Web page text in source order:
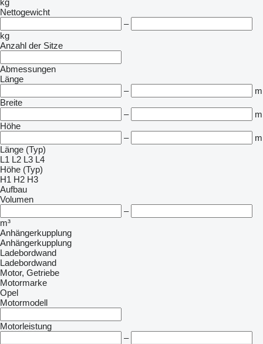
kg
Nettogewicht
–
kg
Anzahl der Sitze
Abmessungen
Länge
–
m
Breite
–
m
Höhe
–
m
Länge (Typ)
L1 L2 L3 L4
Höhe (Typ)
H1 H2 H3
Aufbau
Volumen
–
m³
Anhängerkupplung
Anhängerkupplung
Ladebordwand
Ladebordwand
Motor, Getriebe
Motormarke
Opel
Motormodell
Motorleistung
–